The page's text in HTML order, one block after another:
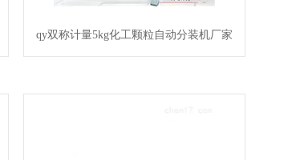
qy双称计量5kg化工颗粒自动分装机厂家